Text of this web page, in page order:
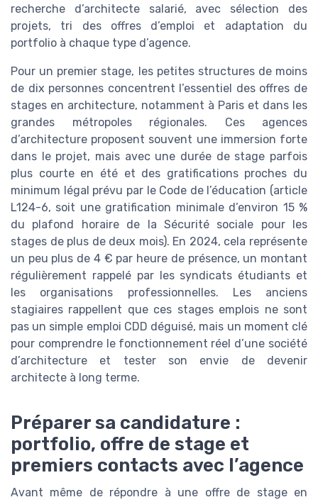
recherche d’architecte salarié, avec sélection des
projets, tri des offres d’emploi et adaptation du
portfolio à chaque type d’agence.
Pour un premier stage, les petites structures de moins
de dix personnes concentrent l’essentiel des offres de
stages en architecture, notamment à Paris et dans les
grandes métropoles régionales. Ces agences
d’architecture proposent souvent une immersion forte
dans le projet, mais avec une durée de stage parfois
plus courte en été et des gratifications proches du
minimum légal prévu par le Code de l’éducation (article
L124-6, soit une gratification minimale d’environ 15 %
du plafond horaire de la Sécurité sociale pour les
stages de plus de deux mois). En 2024, cela représente
un peu plus de 4 € par heure de présence, un montant
régulièrement rappelé par les syndicats étudiants et
les organisations professionnelles. Les anciens
stagiaires rappellent que ces stages emplois ne sont
pas un simple emploi CDD déguisé, mais un moment clé
pour comprendre le fonctionnement réel d’une société
d’architecture et tester son envie de devenir
architecte à long terme.
Préparer sa candidature :
portfolio, offre de stage et
premiers contacts avec l’agence
Avant même de répondre à une offre de stage en